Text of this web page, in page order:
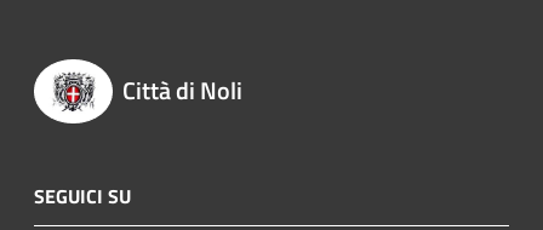
Città di Noli
SEGUICI SU